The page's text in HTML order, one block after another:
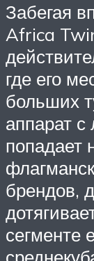
Забегая
Africa
где его
больших
аппарат с
попадает
брендов,
сегменте